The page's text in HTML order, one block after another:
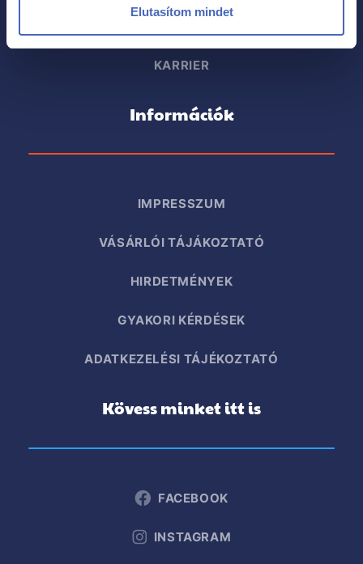
Elutasítom mindet
KARRIER
Információk
IMPRESSZUM
VÁSÁRLÓI TÁJÁKOZTATÓ
HIRDETMÉNYEK
GYAKORI KÉRDÉSEK
ADATKEZELÉSI TÁJÉKOZTATÓ
Kövess minket itt is
FACEBOOK
INSTAGRAM